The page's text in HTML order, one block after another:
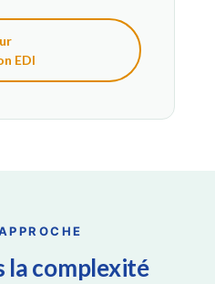
EDI
la complexité